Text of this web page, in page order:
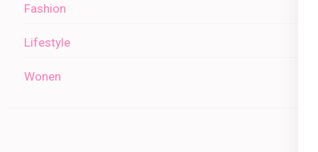
Fashion
Lifestyle
Wonen